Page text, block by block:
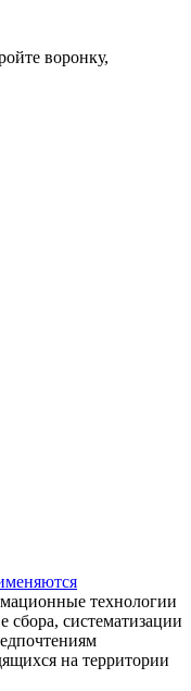
воронку,
технологии
сбора, систематизации
на территории